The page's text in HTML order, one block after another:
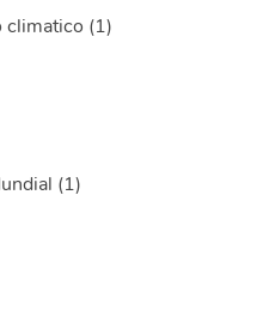
climatico (1)
(1)